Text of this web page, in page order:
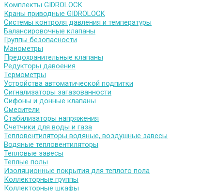
Комплекты GIDROLOCK
Краны приводные GIDROLOCK
Системы контроля давления и температуры
Балансировочные клапаны
Группы безопасности
Манометры
Предохранительные клапаны
Редукторы давоения
Термометры
Устройства автоматической подпитки
Сигнализаторы загазованности
Сифоны и донные клапаны
Смесители
Стабилизаторы напряжения
Счетчики для воды и газа
Тепловентиляторы водяные, воздушные завесы
Водяные тепловентиляторы
Тепловые завесы
Теплые полы
Изоляционные покрытия для теплого пола
Коллекторные группы
Коллекторные шкафы